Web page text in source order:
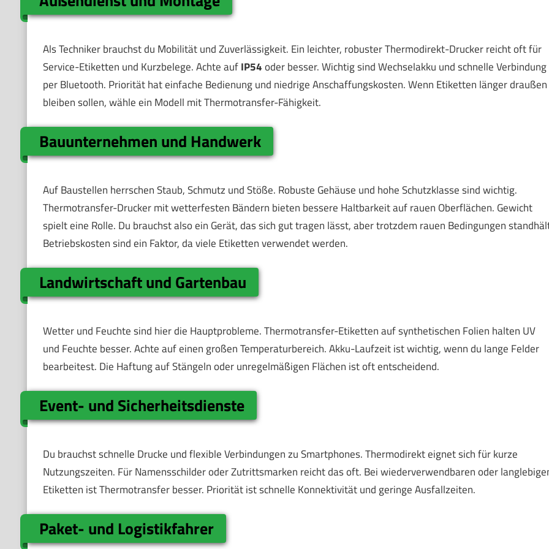
Als Techniker brauchst du Mobilität und Zuverlässigkeit. Ein leichter, robuster Thermodirekt-Drucker reicht oft für
Service-Etiketten und Kurzbelege. Achte aufIP54oder besser. Wichtig sind Wechselakku und schnelle Verbindung
per Bluetooth. Priorität hat einfache Bedienung und niedrige Anschaffungskosten. Wenn Etiketten länger draußen
bleiben sollen, wähle ein Modell mit Thermotransfer-Fähigkeit.
Bauunternehmen und Handwerk
Auf Baustellen herrschen Staub, Schmutz und Stöße. Robuste Gehäuse und hohe Schutzklasse sind wichtig.
Thermotransfer-Drucker mit wetterfesten Bändern bieten bessere Haltbarkeit auf rauen Oberflächen. Gewicht
spielt eine Rolle. Du brauchst also ein Gerät, das sich gut tragen lässt, aber trotzdem rauen Bedingungen
Betriebskosten sind ein Faktor, da viele Etiketten verwendet werden.
Landwirtschaft und Gartenbau
Wetter und Feuchte sind hier die Hauptprobleme. Thermotransfer-Etiketten auf synthetischen Folien halten UV
und Feuchte besser. Achte auf einen großen Temperaturbereich. Akku-Laufzeit ist wichtig, wenn du lange Felder
bearbeitest. Die Haftung auf Stängeln oder unregelmäßigen Flächen ist oft entscheidend.
Event- und Sicherheitsdienste
Du brauchst schnelle Drucke und flexible Verbindungen zu Smartphones. Thermodirekt eignet sich für kurze
Nutzungszeiten. Für Namensschilder oder Zutrittsmarken reicht das oft. Bei wiederverwendbaren oder
Etiketten ist Thermotransfer besser. Priorität ist schnelle Konnektivität und geringe Ausfallzeiten.
Paket- und Logistikfahrer